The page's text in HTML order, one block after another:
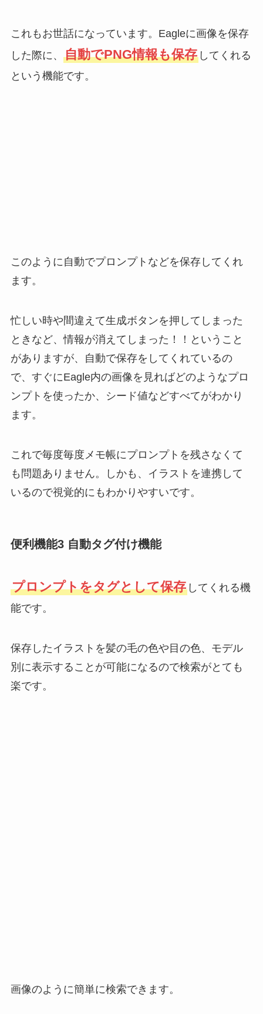
これもお世話になっています。Eagleに画像を保存
した際に、 自動でPNG情報も保存してくれる
という機能です。
このように自動でプロンプトなどを保存してくれ
ます。
忙しい時や間違えて生成ボタンを押してしまった
ときなど、情報が消えてしまった！！ということ
がありますが、自動で保存をしてくれているの
で、すぐにEagle内の画像を見ればどのようなプロ
ンプトを使ったか、シード値などすべてがわかり
ます。
これで毎度毎度メモ帳にプロンプトを残さなくて
も問題ありません。しかも、イラストを連携して
いるので視覚的にもわかりやすいです。
便利機能3 自動タグ付け機能
プロンプトをタグとして保存してくれる機
能です。
保存したイラストを髪の毛の色や目の色、モデル
別に表示することが可能になるので検索がとても
楽です。
画像のように簡単に検索できます。